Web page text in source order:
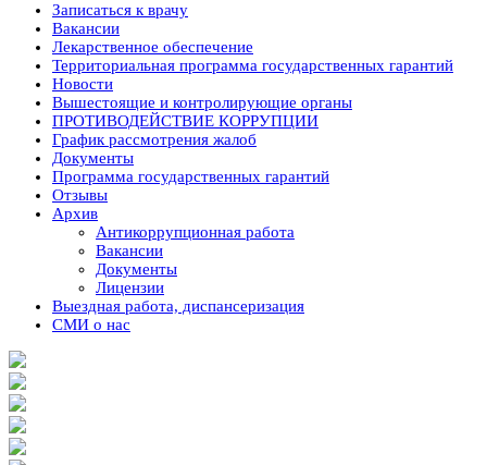
Записаться к врачу
Вакансии
Лекарственное обеспечение
Территориальная программа государственных гарантий
Новости
Вышестоящие и контролирующие органы
ПРОТИВОДЕЙСТВИЕ КОРРУПЦИИ
График рассмотрения жалоб
Документы
Программа государственных гарантий
Отзывы
Архив
Антикоррупционная работа
Вакансии
Документы
Лицензии
Выездная работа, диспансеризация
СМИ о нас